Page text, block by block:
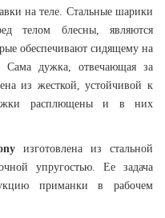
на теле. Стальные шарики
телом блесны, являются
обеспечивают сидящему на
Сама дужка, отвечающая за
из жесткой, устойчивой к
расплющены и в них
изготовлена из стальной
упругостью. Ее задача
приманки в рабочем